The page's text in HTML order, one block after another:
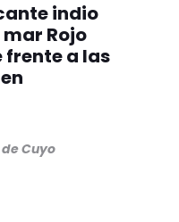
indio
Rojo
a las
Cuyo